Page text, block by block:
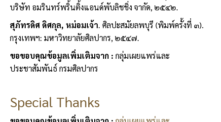
บริษัท อมรินทร์พริ้นติ้งแอนด์พับลิชชิ่ง จากัด, ๒๕๔๒.
สุภัทรดิศ ดิศกุล, หม่อมเจ้า. ศิลปะสมัยลพบุรี (พิมพ์ครั้งที่ ๓).
กรุงเทพฯ: มหาวิทยาลัยศิลปากร, ๒๕๔๗.
ขอขอบคุณข้อมูลเพิ่มเติมจาก : กลุ่มเผยแพร่และ
ประชาสัมพันธ์ กรมศิลปากร
Special Thanks